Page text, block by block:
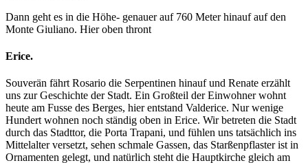
Dann geht es in die Höhe- genauer auf 760 Meter hinauf auf den
Monte Giuliano. Hier oben thront
Erice.
Souverän fährt Rosario die Serpentinen hinauf und Renate erzählt
uns zur Geschichte der Stadt. Ein Großteil der Einwohner wohnt
heute am Fusse des Berges, hier entstand Valderice. Nur wenige
Hundert wohnen noch ständig oben in Erice. Wir betreten die Stadt
durch das Stadttor, die Porta Trapani, und fühlen uns tatsächlich ins
Mittelalter versetzt, sehen schmale Gassen, das Starßenpflaster ist in
Ornamenten gelegt, und natürlich steht die Hauptkirche gleich am